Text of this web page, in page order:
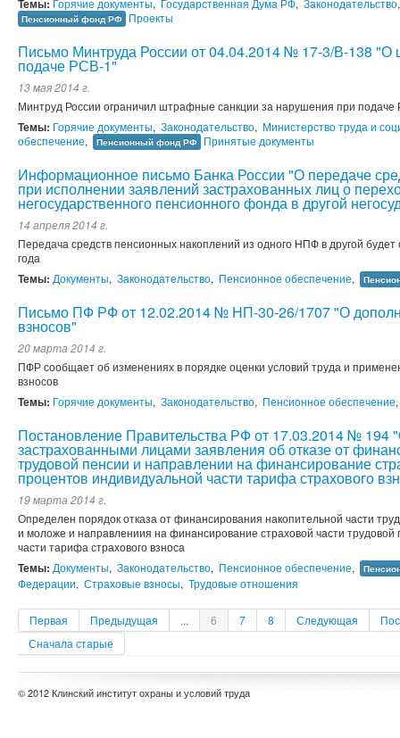
Темы: Горячие документы, Государственная Дума РФ, Законодательство
Пенсионный фонд РФ Проекты
Письмо Минтруда России от 04.04.2014 № 17-3/В-138
подаче РСВ-1"
13 мая 2014 г.
Минтруд России ограничил штрафные санкции за нарушения при
Темы: Горячие документы, Законодательство, Министерство труда и
обеспечение, Пенсионный фонд РФ Принятые документы
Информационное письмо Банка России "О передаче
при исполнении заявлений застрахованных лиц о
негосударственного пенсионного фонда в другой
14 апреля 2014 г.
Передача средств пенсионных накоплений из одного НПФ в другой
года
Темы: Документы, Законодательство, Пенсионное обеспечение,
Письмо ПФ РФ от 12.02.2014 № НП-30-26/1707 "О
взносов"
20 марта 2014 г.
ПФР сообщает об изменениях в порядке оценки условий труда и
взносов
Темы: Горячие документы, Законодательство, Пенсионное обеспечение,
Постановление Правительства РФ от 17.03.2014 № 194
застрахованными лицами заявления об отказе от
трудовой пенсии и направлении на финансирование
процентов индивидуальной части тарифа страхового
19 марта 2014 г.
Определен порядок отказа от финансирования накопительной части
и моложе и направлениия на финансирование страховой части
части тарифа страхового взноса
Темы: Документы, Законодательство, Пенсионное обеспечение,
Федерации, Страховые взносы, Трудовые отношения
Первая Предыдущая ... 6 7 8 Следующая
Сначала старые
© 2012 Клинский институт охраны и условий труда